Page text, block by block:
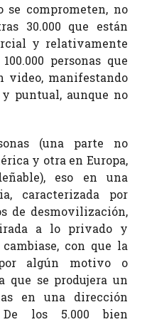
se comprometen, no
30.000 que están
y relativamente
personas que
video, manifestando
puntual, aunque no
(una parte no
y otra en Europa,
eso en una
caracterizada por
de desmovilización,
a lo privado y
con que la
algún motivo o
que se produjera un
en una dirección
De los 5.000 bien